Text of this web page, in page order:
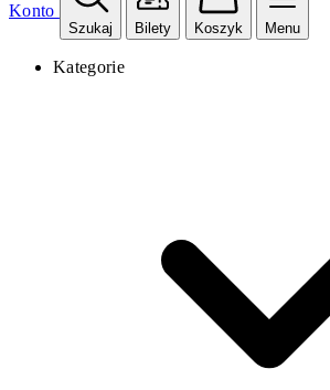
Konto
Szukaj Bilety Koszyk Menu
Kategorie